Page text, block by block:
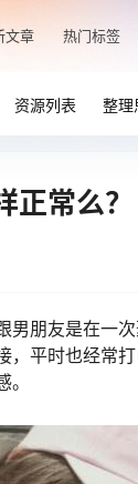
文章 热门标签
资源列表 整理
常么？
朋友是在一
平时也经常